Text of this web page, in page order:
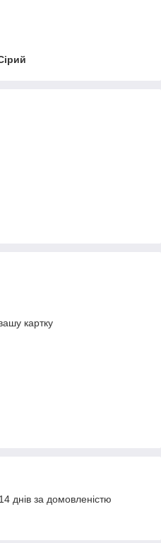
картку
днів за домовленістю